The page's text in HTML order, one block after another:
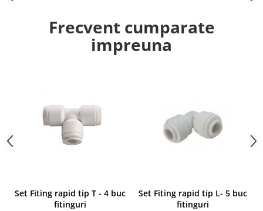
Frecvent cumparate
impreuna
Set Fiting rapid tip T - 4 buc
fitinguri
Set Fiting rapid tip L- 5 buc
fitinguri